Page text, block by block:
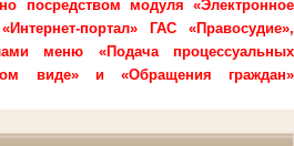
посредством модуля «Электронное
портал» ГАС «Правосудие»,
меню «Подача процессуальных
виде» и «Обращения граждан»